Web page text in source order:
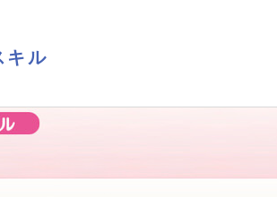
キル